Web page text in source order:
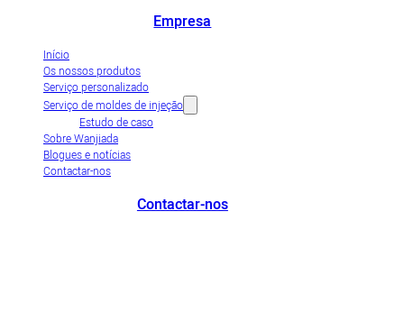
Empresa
Início
Os nossos produtos
Serviço personalizado
Serviço de moldes de injeção
Estudo de caso
Sobre Wanjiada
Blogues e notícias
Contactar-nos
Contactar-nos